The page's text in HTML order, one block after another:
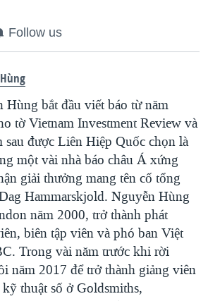
Follow us
Hùng bắt đầu viết báo từ năm
tờ Vietnam Investment Review và
sau được Liên Hiệp Quốc chọn là
một vài nhà báo châu Á xứng
giải thưởng mang tên cố tổng
Hammarskjold. Nguyễn Hùng
năm 2000, trở thành phát
biên tập viên và phó ban Việt
Trong vài năm trước khi rời
năm 2017 để trở thành giảng viên
thuật số ở Goldsmiths,